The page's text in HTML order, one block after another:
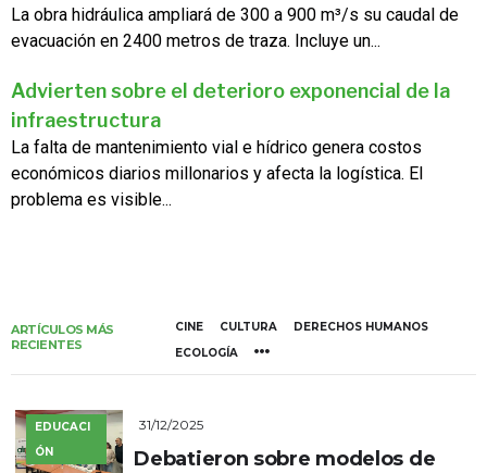
La obra hidráulica ampliará de 300 a 900 m³/s su caudal de
evacuación en 2400 metros de traza. Incluye un...
Advierten sobre el deterioro exponencial de la
infraestructura
La falta de mantenimiento vial e hídrico genera costos
económicos diarios millonarios y afecta la logística. El
problema es visible...
ARTÍCULOS MÁS
RECIENTES
CINE CULTURA
DERECHOS HUMANOS
ECOLOGÍA
EDUCACI
ÓN
31/12/2025
Debatieron sobre modelos de